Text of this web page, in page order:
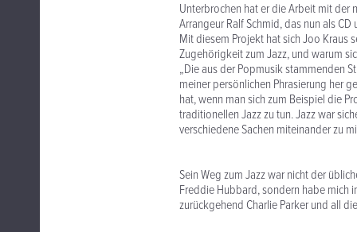
Unterbrochen hat er die Arbeit mit der
Arrangeur Ralf Schmid, das nun als
Mit diesem Projekt hat sich Joo Kraus
Zugehörigkeit zum Jazz, und warum
„Die aus der Popmusik stammenden
meiner persönlichen Phrasierung her
hat, wenn man sich zum Beispiel die
traditionellen Jazz zu tun. Jazz war
verschiedene Sachen miteinander zu
Sein Weg zum Jazz war nicht der
Freddie Hubbard, sondern habe mich
zurückgehend Charlie Parker und all